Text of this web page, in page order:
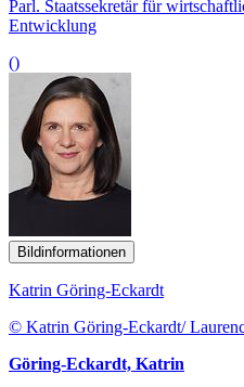
Parl. Staatssekretär für
Entwicklung
()
Bildinformationen
Katrin Göring-Eckardt
© Katrin Göring-Eckardt/
Göring-Eckardt, Katrin